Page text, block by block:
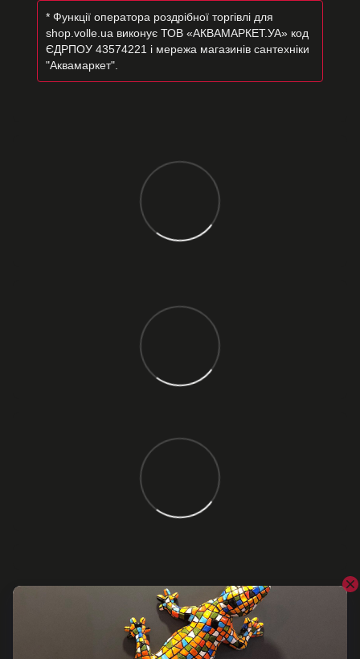
* Функції оператора роздрібної торгівлі для
shop.volle.ua виконує ТОВ «АКВАМАРКЕТ.УА» код
ЄДРПОУ 43574221 і мережа магазинів сантехніки
"Аквамаркет".